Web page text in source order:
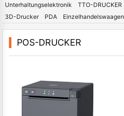
Unterhaltungselektronik
TTO-DRUCKER
3D-Drucker
PDA Einzelhandelswaagen
POS-DRUCKER